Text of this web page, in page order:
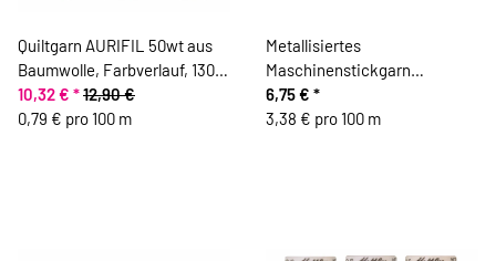
Quiltgarn AURIFIL 50wt aus
Baumwolle, Farbverlauf, 1300
m
10,32 € *12,90 €
0,79 € pro 100 m
Metallisiertes
Maschinenstickgarn
GLAMOUR 20, Madeira
6,75 € *
3,38 € pro 100 m